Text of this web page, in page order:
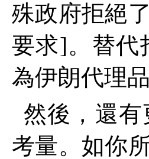
殊政府拒絕
要求]。替代
為伊朗代理
然後，還
考量。如你